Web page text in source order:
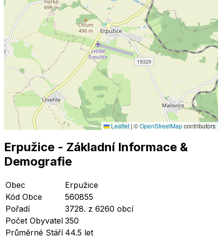
Leaflet | ©OpenStreetMapcontributors
Erpužice - Základní Informace &
Demografie
Obec
Erpužice
Kód Obce
560855
Pořadí
3728. z 6260 obcí
Počet Obyvatel 350
Průměrné Stáří 44.5 let